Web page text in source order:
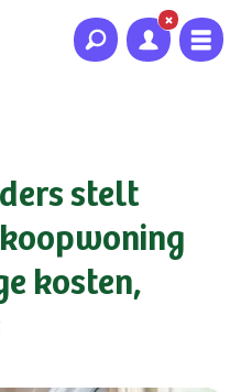
stelt
kosten,